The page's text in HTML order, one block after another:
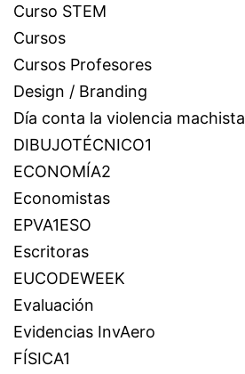
Curso STEM
Cursos
Cursos Profesores
Design / Branding
Día conta la violencia machista
DIBUJOTÉCNICO1
ECONOMÍA2
Economistas
EPVA1ESO
Escritoras
EUCODEWEEK
Evaluación
Evidencias InvAero
FÍSICA1